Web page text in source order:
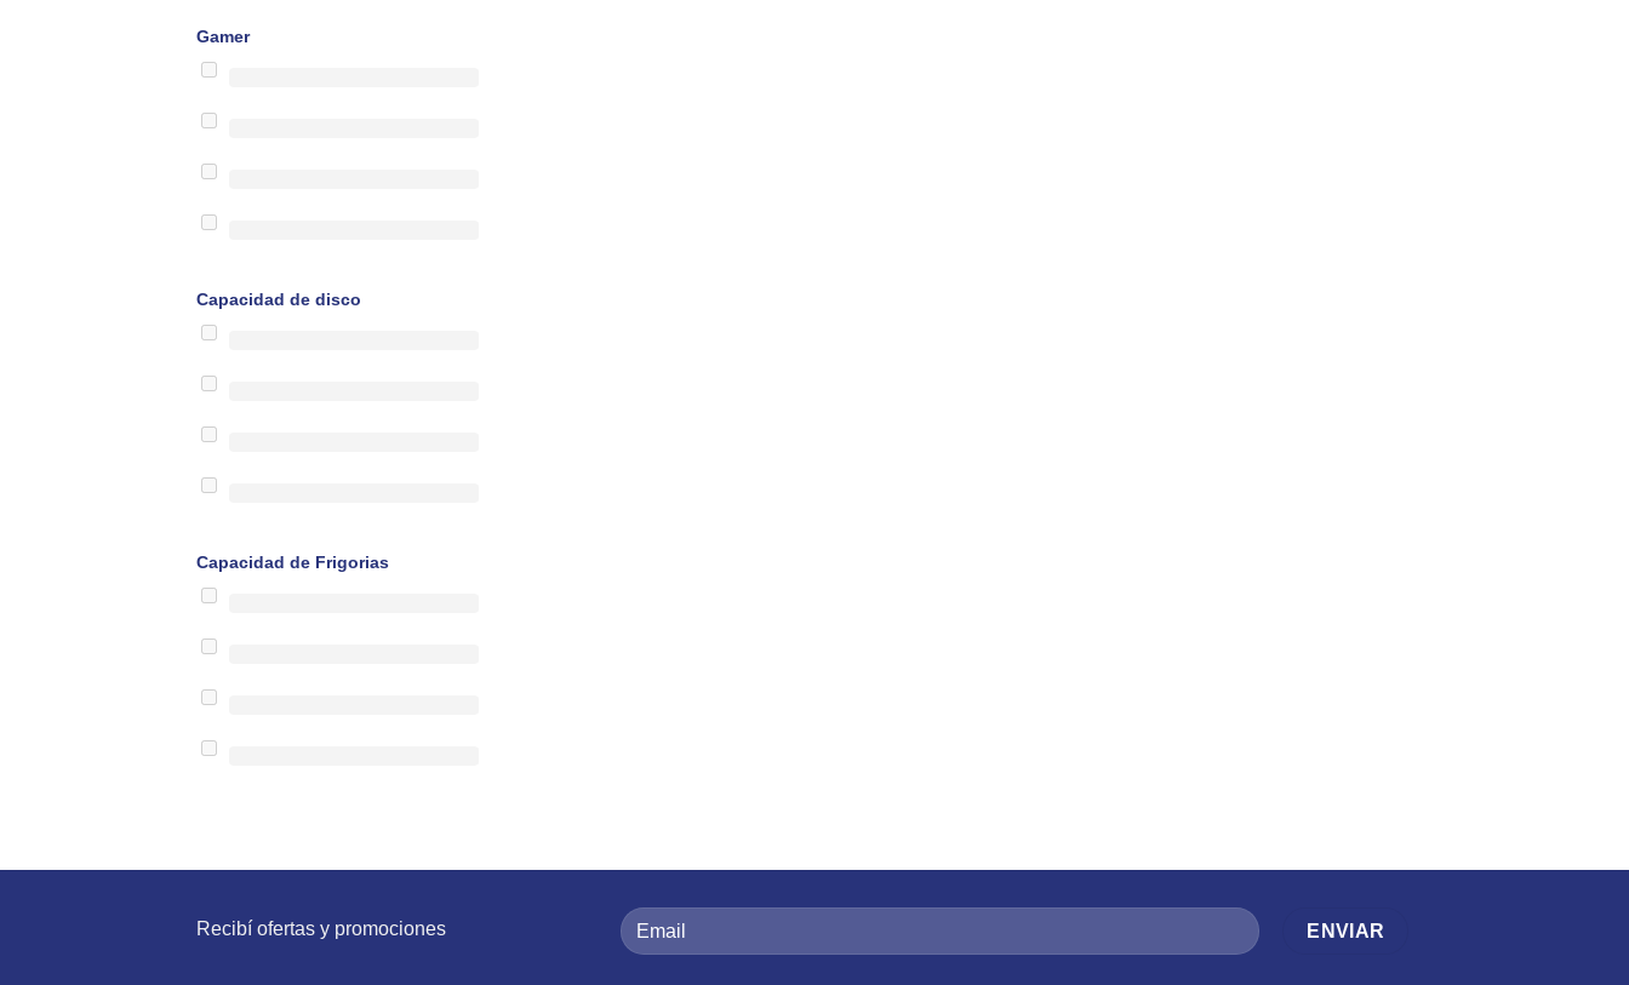
Gamer
Capacidad de disco
Capacidad de Frigorias
Recibí ofertas y promociones